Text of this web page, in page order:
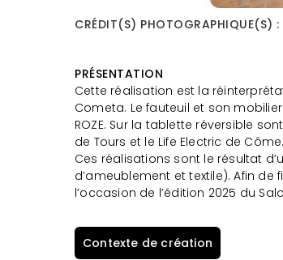
CRÉDIT(S) PHOTOGRAPHIQUE(S) :
PRÉSENTATION
Cette réalisation est la
Cometa. Le fauteuil et son
ROZE. Sur la tablette réversible
de Tours et le Life Electric de Côme.
Ces réalisations sont le résultat
d’ameublement et textile). Afin de
l’occasion de l’édition 2025 du
Contexte de création